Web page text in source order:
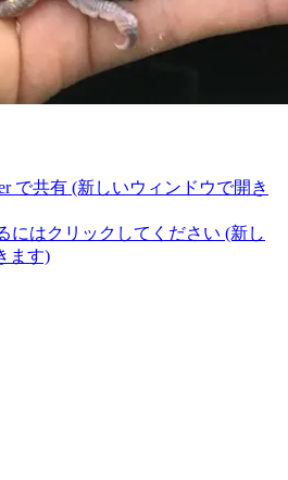
で共有 (新しいウィンドウで開き
にはクリックしてください (新し
ます)